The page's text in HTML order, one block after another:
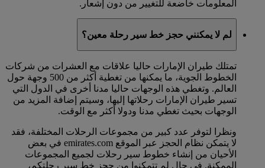
المعلومات خاضعة للتغيير من دون إشعار.
لم لا يمكنني حجز خط سير رحلة معين؟
تمتلك طيران الإمارات حاليا علاقات مع العشرات من شركات
الخطوط الجوية، ما يمكنها من تغطية أكثر من 500 وجهة حول
العالم. وتغطي هذه الوجهات حاليا مدنا أخرى في الدول التي
تسير طيران الإمارات رحلاتها إليها، وسيتم إضافة المزيد من
الوجهات بحيث تغطي مدنا ودولا أكثر مع الوقت.
ونظرا لتوفر عدد كبير من مجموعات الرحلات المختلفة، فقد
لا يتمكن نظام الحجز عبر الموقع emirates.com في بعض
الأحيان من إنشاء خطوط سير رحلات لجميع المجموعات
الممكنة. في حال لم تتمكنوا من حجز خط سير رحلتكم،